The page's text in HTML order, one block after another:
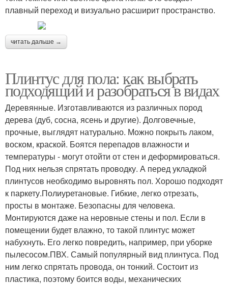
плавный переход и визуально расширит пространство.
читать дальше →
Плинтус для пола: как выбрать
подходящий и разобраться в видах
Деревянные. Изготавливаются из различных пород
дерева (дуб, сосна, ясень и другие). Долговечные,
прочные, выглядят натурально. Можно покрыть лаком,
воском, краской. Боятся перепадов влажности и
температуры - могут отойти от стен и деформироваться.
Под них нельзя спрятать проводку. А перед укладкой
плинтусов необходимо выровнять пол. Хорошо подходят
к паркету.Полиуретановые. Гибкие, легко отрезать,
просты в монтаже. Безопасны для человека.
Монтируются даже на неровные стены и пол. Если в
помещении будет влажно, то такой плинтус может
набухнуть. Его легко повредить, например, при уборке
пылесосом.ПВХ. Самый популярный вид плинтуса. Под
ним легко спрятать провода, он тонкий. Состоит из
пластика, поэтому боится воды, механических